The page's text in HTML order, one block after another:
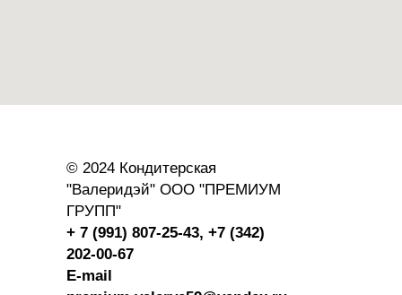
© 2024 Кондитерская
"Валеридэй" ООО "ПРЕМИУМ
ГРУПП"
+ 7 (991) 807-25-43, +7 (342)
202-00-67
E-mail